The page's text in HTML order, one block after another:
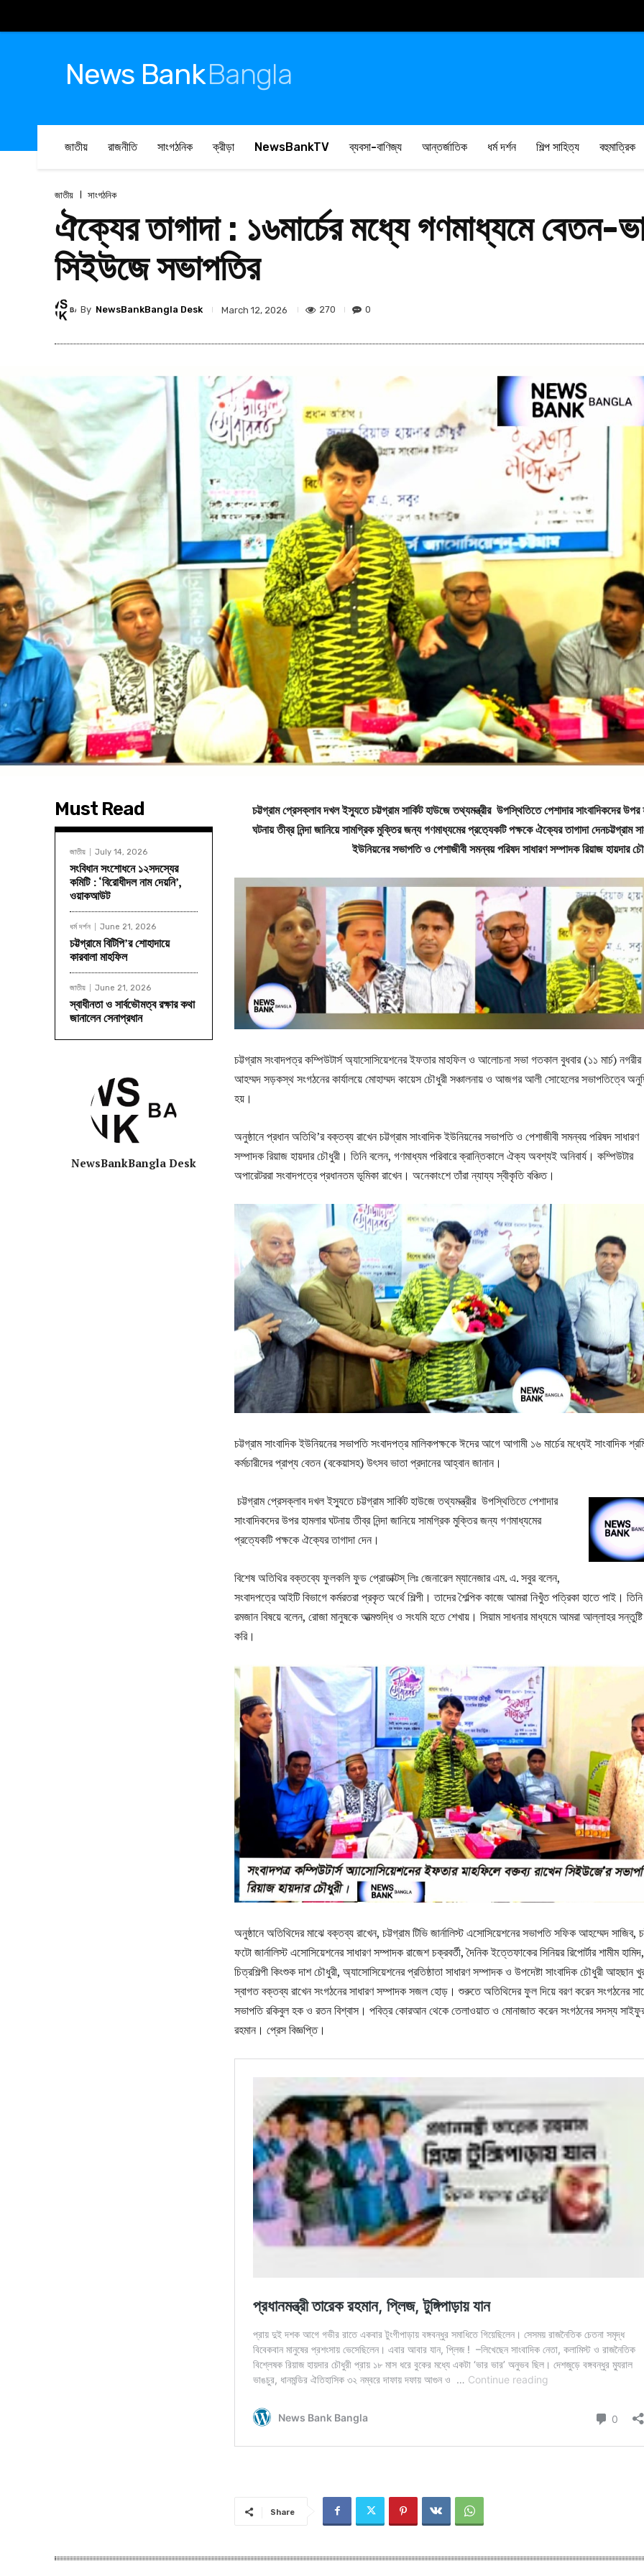
News BankBangla
জাতীয় রাজনীতি সাংগঠনিক ক্রীড়া NewsBankTV ব্যবসা-বাণিজ্য আন্তর্জাতিক ধর্ম দর্শন শিল্প সাহিত্য বহুমাত্রিক
জাতীয় সাংগঠনিক
ঐক্যের তাগাদা : ১৬মার্চের মধ্যে গণমাধ্যমে বেতন-
সিইউজে সভাপতির
By NewsBankBangla Desk March 12, 2026 270 0
Must Read
জাতীয় July 14, 2026
সংবিধান সংশোধনে ১২সদস্যের
কমিটি : ‘বিরোধীদল নাম দেয়নি’,
ওয়াকআউট
ধর্ম দর্শন June 21, 2026
চট্টগ্রামে বিটিপি’র শোহাদায়ে
কারবালা মাহফিল
জাতীয় June 21, 2026
স্বাধীনতা ও সার্বভৌমত্ব রক্ষার কথা
জানালেন সেনাপ্রধান
NewsBankBangla Desk
চট্টগ্রাম প্রেসক্লাব দখল ইস্যুতে চট্টগ্রাম সার্কিট হাউজে তথ্যমন্ত্রীর উপস্থিতিতে পেশাদার সাংবাদিকদের উপর
ঘটনায় তীব্র নিন্দা জানিয়ে সামগ্রিক মুক্তির জন্য গণমাধ্যমের প্রত্যেকটি পক্ষকে ঐক্যের তাগাদা দেনচট্টগ্রাম
ইউনিয়নের সভাপতি ও পেশাজীবী সমন্বয় পরিষদ সাধারণ সম্পাদক রিয়াজ হায়দার
চট্টগ্রাম সংবাদপত্র কম্পিউটার্স অ্যাসোসিয়েশনের ইফতার মাহফিল ও আলোচনা সভা গতকাল বুধবার (১১ মার্চ)
আহম্মদ সড়কস্থ সংগঠনের কার্যালয়ে মোহাম্মদ কায়েস চৌধুরী সঞ্চালনায় ও আজগর আলী সোহেলের সভাপতিত্বে
হয়।
অনুষ্ঠানে প্রধান অতিথি’র বক্তব্য রাখেন চট্টগ্রাম সাংবাদিক ইউনিয়নের সভাপতি ও পেশাজীবী সমন্বয় পরিষদ সাধারণ
সম্পাদক রিয়াজ হায়দার চৌধুরী। তিনি বলেন, গণমাধ্যম পরিবারে ক্রান্তিকালে ঐক্য অবশ্যই অনিবার্য। কম্পিউটার
অপারেটররা সংবাদপত্রে প্রধানতম ভূমিকা রাখেন। অনেকাংশে তাঁরা ন্যায্য স্বীকৃতি বঞ্চিত।
চট্টগ্রাম সাংবাদিক ইউনিয়নের সভাপতি সংবাদপত্র মালিকপক্ষকে ঈদের আগে আগামী ১৬ মার্চের মধ্যেই সাংবাদিক
কর্মচারীদের প্রাপ্য বেতন (বকেয়াসহ) উৎসব ভাতা প্রদানের আহ্বান জানান।
চট্টগ্রাম প্রেসক্লাব দখল ইস্যুতে চট্টগ্রাম সার্কিট হাউজে তথ্যমন্ত্রীর উপস্থিতিতে পেশাদার
সাংবাদিকদের উপর হামলার ঘটনায় তীব্র নিন্দা জানিয়ে সামগ্রিক মুক্তির জন্য গণমাধ্যমের
প্রত্যেকটি পক্ষকে ঐক্যের তাগাদা দেন।
বিশেষ অতিথির বক্তব্যে ফুলকলি ফুড প্রোডাক্টস্ লিঃ জেনারেল ম্যানেজার এম. এ. সবুর বলেন,
সংবাদপত্রে আইটি বিভাগে কর্মরতরা প্রকৃত অর্থে শিল্পী। তাদের শৈল্পিক কাজে আমরা নিখুঁত পত্রিকা হাতে পাই। তিনি
রমজান বিষয়ে বলেন, রোজা মানুষকে আত্মশুদ্ধি ও সংযমি হতে শেখায়। সিয়াম সাধনার মাধ্যমে আমরা আল্লাহর
করি।
অনুষ্ঠানে অতিথিদের মাঝে বক্তব্য রাখেন, চট্টগ্রাম টিভি জার্নালিস্ট এসোসিয়েশনের সভাপতি সফিক আহম্মেদ সাজিব,
ফটো জার্নালিস্ট এসোসিয়েশনের সাধারণ সম্পাদক রাজেশ চক্রবর্তী, দৈনিক ইত্তেফাকের সিনিয়র রিপোর্টার শামীম হামিদ,
চিত্রশিল্পী কিংশুক দাশ চৌধুরী, অ্যাসোসিয়েশনের প্রতিষ্ঠাতা সাধারণ সম্পাদক ও উপদেষ্টা সাংবাদিক চৌধুরী আহছান
স্বাগত বক্তব্য রাখেন সংগঠনের সাধারণ সম্পাদক সজল হোড়। শুরুতে অতিথিদের ফুল দিয়ে বরণ করেন সংগঠনের
সভাপতি রকিবুল হক ও রতন বিশ্বাস। পবিত্র কোরআন থেকে তেলাওয়াত ও মোনাজাত করেন সংগঠনের সদস্য
রহমান। প্রেস বিজ্ঞপ্তি।
Share